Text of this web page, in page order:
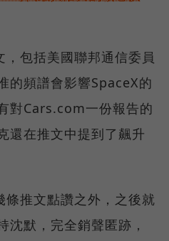
包括美國聯邦通信委員
的頻譜會影響SpaceX的
對Cars.com一份報告的
還在推文中提到了飆升
推文點讚之外，之後就
沈默，完全銷聲匿跡，